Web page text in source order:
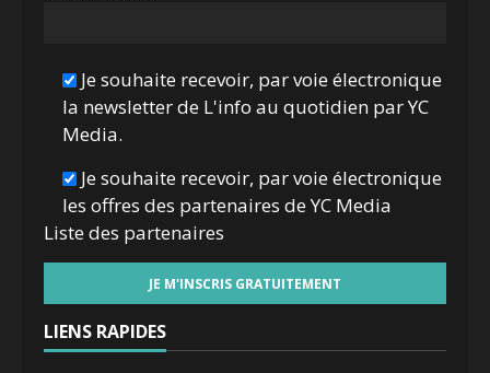
Je souhaite recevoir, par voie électronique
la newsletter de L'info au quotidien par YC
Media.
Je souhaite recevoir, par voie électronique
les offres des partenaires de YC Media
Liste des partenaires
LIENS RAPIDES